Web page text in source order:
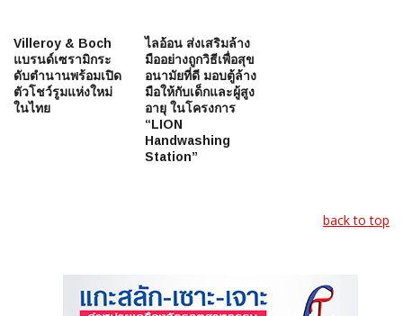
Villeroy & Boch
แบรนด์เซรามิกระ
ดับตำนานพร้อมเปิด
ตัวโชว์รูมแห่งใหม่
ในไทย
ไลอ้อน ส่งเสริมล้าง
มืออย่างถูกวิธีเพื่อสุข
อนามัยที่ดี มอบตู้ล้าง
มือให้กับเด็กและผู้สูง
อายุ ในโครงการ
“LION
Handwashing
Station”
back to top